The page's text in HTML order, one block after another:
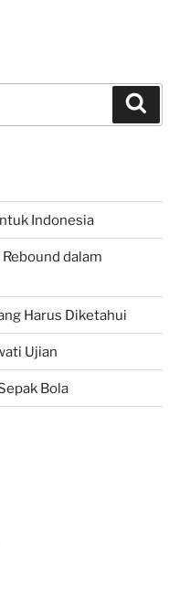
Indonesia
dalam
Harus Diketahui
Ujian
Bola